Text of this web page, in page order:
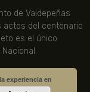
de Valdepeñas
actos del centenario
es el único
experiencia en